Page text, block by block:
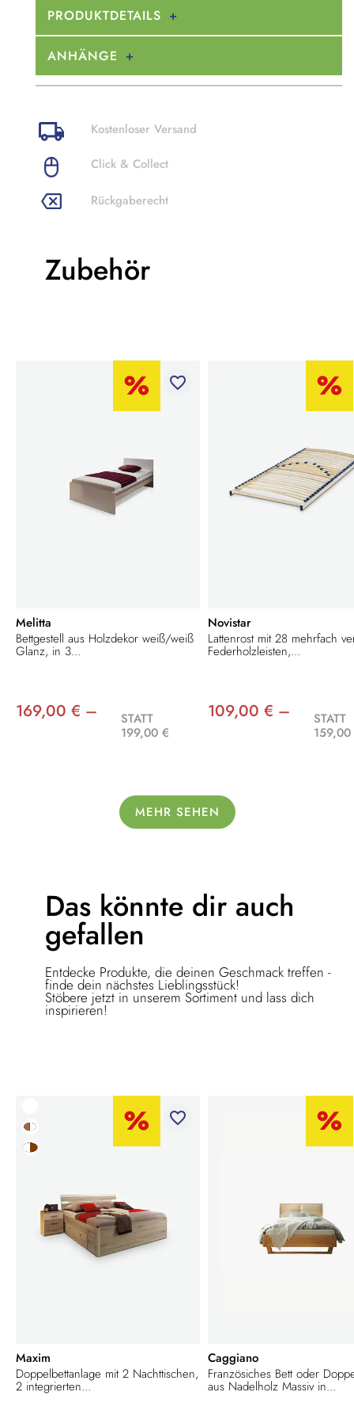
PRODUKTDETAILS
ANHÄNGE
Kostenloser Versand
Click & Collect
Rückgaberecht
Zubehör
favorite_border
Melitta
Bettgestell aus Holzdekor weiß/weiß
Glanz, in 3...
169,00 € –
STATT
199,00 €
Novistar
Lattenrost mit 28 mehrfach
Federholzleisten,...
109,00 € –
STATT
MEHR SEHEN
Das könnte dir auch
gefallen
Entdecke Produkte, die deinen Geschmack treffen -
finde dein nächstes Lieblingsstück!
Stöbere jetzt in unserem Sortiment und lass dich
inspirieren!
favorite_border
Maxim
Doppelbettanlage mit 2 Nachttischen,
2 integrierten...
Caggiano
Französiches Bett oder
aus Nadelholz Massiv in...